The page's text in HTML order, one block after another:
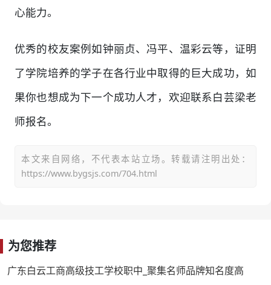
心能力。
优秀的校友案例如钟丽贞、冯平、温彩云等，证明
了学院培养的学子在各行业中取得的巨大成功，如
果你也想成为下一个成功人才，欢迎联系白芸梁老
师报名。
本文来自网络，不代表本站立场。转载请注明出处：
https://www.bygsjs.com/704.html
为您推荐
广东白云工商高级技工学校职中_聚集名师品牌知名度高